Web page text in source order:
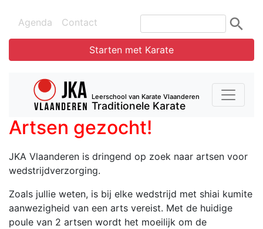
Agenda Contact
Starten met Karate
Leerschool van Karate Vlaanderen
Traditionele Karate
Artsen gezocht!
JKA Vlaanderen is dringend op zoek naar artsen voor
wedstrijdverzorging.
Zoals jullie weten, is bij elke wedstrijd met shiai kumite
aanwezigheid van een arts vereist. Met de huidige
poule van 2 artsen wordt het moeilijk om de